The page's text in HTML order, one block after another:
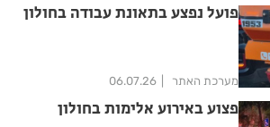
פועל נפצע בתאונת עבודה בחולון
מערכת האתר 06.07.26
פצוע באירוע אלימות בחולון